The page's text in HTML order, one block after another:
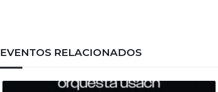
EVENTOS RELACIONADOS